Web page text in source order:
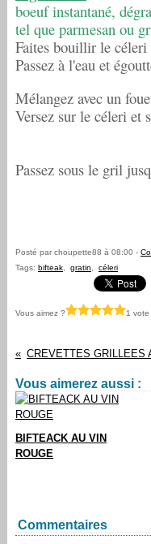
boeuf instantané,
tel que parmesan ou
Faites bouillir le céleri
Passez à l'eau et
Mélangez avec un
Versez sur le céleri et
Passez sous le gril
Posté par choupette88 à 08:00 -
Tags: bifteak gratin céleri
Vous aimez ? 1 vote
Vous aimerez aussi :
BIFTEACK AU VIN
ROUGE
Commentaires